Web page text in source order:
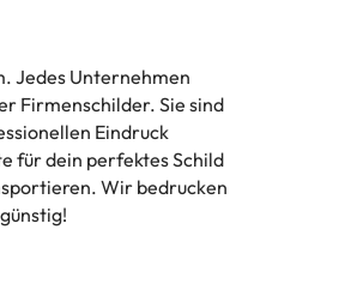
Jedes Unternehmen
Firmenschilder. Sie sind
Eindruck
für dein perfektes Schild
Wir bedrucken